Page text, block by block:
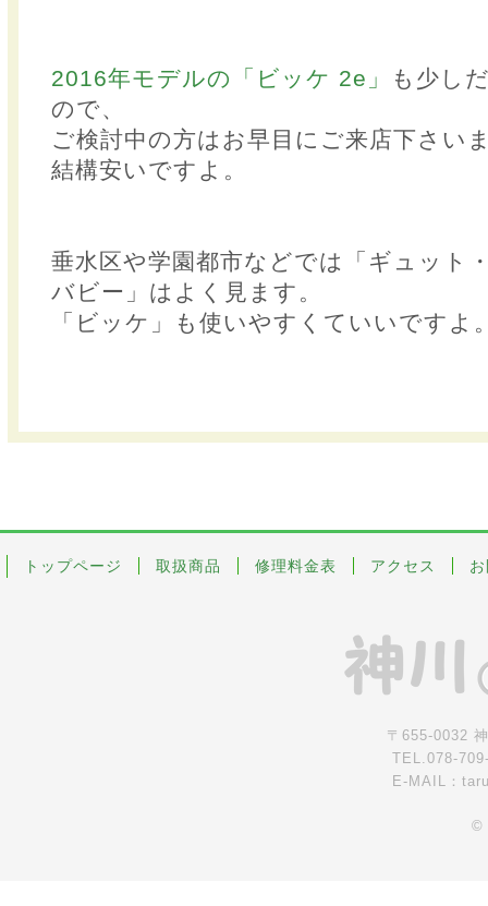
2016年モデルの「ビッケ 2e」
も少し
ので、
ご検討中の方はお早目にご来店下さい
結構安いですよ。
垂水区や学園都市などでは「ギュット
バビー」はよく見ます。
「ビッケ」も使いやすくていいですよ
トップページ 取扱商品 修理料金表 アクセス
〒655-0032
TEL.078-
E-MAIL：
©